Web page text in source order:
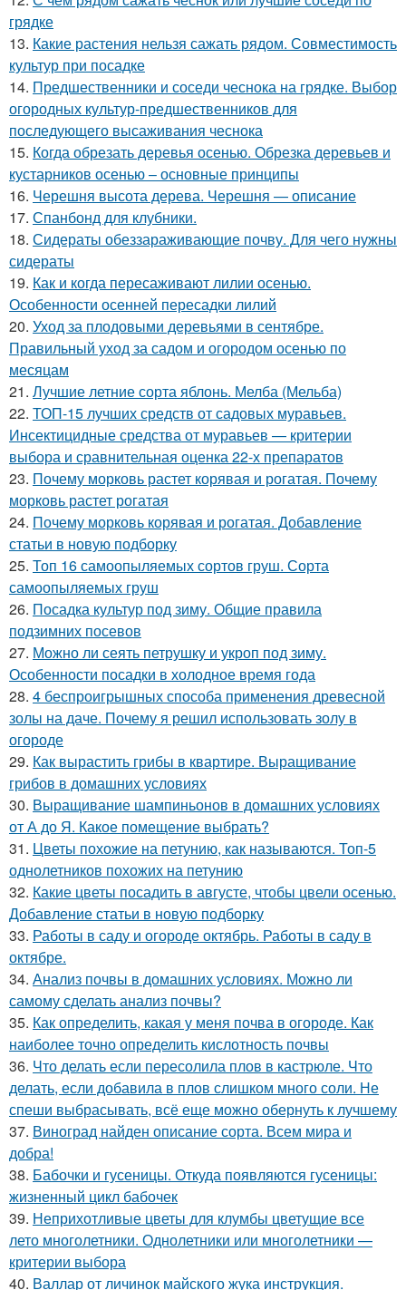
грядке
13. Какие растения нельзя сажать рядом. Совместимость
культур при посадке
14. Предшественники и соседи чеснока на грядке. Выбор
огородных культур-предшественников для
последующего высаживания чеснока
15. Когда обрезать деревья осенью. Обрезка деревьев и
кустарников осенью – основные принципы
16. Черешня высота дерева. Черешня — описание
17. Спанбонд для клубники.
18. Сидераты обеззараживающие почву. Для чего нужны
сидераты
19. Как и когда пересаживают лилии осенью.
Особенности осенней пересадки лилий
20. Уход за плодовыми деревьями в сентябре.
Правильный уход за садом и огородом осенью по
месяцам
21. Лучшие летние сорта яблонь. Мелба (Мельба)
22. ТОП-15 лучших средств от садовых муравьев.
Инсектицидные средства от муравьев — критерии
выбора и сравнительная оценка 22-х препаратов
23. Почему морковь растет корявая и рогатая. Почему
морковь растет рогатая
24. Почему морковь корявая и рогатая. Добавление
статьи в новую подборку
25. Топ 16 самоопыляемых сортов груш. Сорта
самоопыляемых груш
26. Посадка культур под зиму. Общие правила
подзимних посевов
27. Можно ли сеять петрушку и укроп под зиму.
Особенности посадки в холодное время года
28. 4 беспроигрышных способа применения древесной
золы на даче. Почему я решил использовать золу в
огороде
29. Как вырастить грибы в квартире. Выращивание
грибов в домашних условиях
30. Выращивание шампиньонов в домашних условиях
от А до Я. Какое помещение выбрать?
31. Цветы похожие на петунию, как называются. Топ-5
однолетников похожих на петунию
32. Какие цветы посадить в августе, чтобы цвели осенью.
Добавление статьи в новую подборку
33. Работы в саду и огороде октябрь. Работы в саду в
октябре.
34. Анализ почвы в домашних условиях. Можно ли
самому сделать анализ почвы?
35. Как определить, какая у меня почва в огороде. Как
наиболее точно определить кислотность почвы
36. Что делать если пересолила плов в кастрюле. Что
делать, если добавила в плов слишком много соли. Не
спеши выбрасывать, всё еще можно обернуть к лучшему
37. Виноград найден описание сорта. Всем мира и
добра!
38. Бабочки и гусеницы. Откуда появляются гусеницы:
жизненный цикл бабочек
39. Неприхотливые цветы для клумбы цветущие все
лето многолетники. Однолетники или многолетники —
критерии выбора
40. Валлар от личинок майского жука инструкция.